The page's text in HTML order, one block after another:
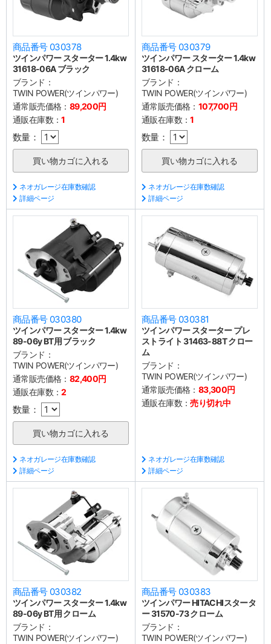
商品番号 030378
ツインパワー スターター 1.4kw
31618-06A ブラック
ブランド：
TWIN POWER(ツインパワー)
通常販売価格： 89,200円
通販在庫数：1
数量：
ネオガレージ在庫数確認
詳細ページ
商品番号 030379
ツインパワー スターター 1.4kw
31618-06A クローム
ブランド：
TWIN POWER(ツインパワー)
通常販売価格： 107,700円
通販在庫数：1
数量：
ネオガレージ在庫数確認
詳細ページ
商品番号 030380
ツインパワー スターター 1.4kw
89-06y BT用 ブラック
ブランド：
TWIN POWER(ツインパワー)
通常販売価格： 82,400円
通販在庫数：2
数量：
ネオガレージ在庫数確認
詳細ページ
商品番号 030381
ツインパワー スターター プレ
ストライト 31463-88T クロー
ム
ブランド：
TWIN POWER(ツインパワー)
通常販売価格： 83,300円
通販在庫数：売り切れ中
ネオガレージ在庫数確認
詳細ページ
商品番号 030382
ツインパワー スターター 1.4kw
89-06y BT用 クローム
ブランド：
TWIN POWER(ツインパワー)
商品番号 030383
ツインパワー HITACHIスタータ
ー 31570-73 クローム
ブランド：
TWIN POWER(ツインパワー)